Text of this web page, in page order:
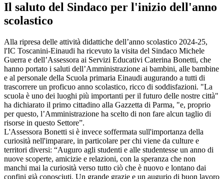
Il saluto del Sindaco per l'inizio dell'anno
scolastico
Alla ripresa delle attività didattiche dell’anno scolastico 2024-25,
l'IC Toscanini-Einaudi ha ricevuto la visita del Sindaco Michele
Guerra e dell’Assessora ai Servizi Educativi Caterina Bonetti, che
hanno portato i saluti dell’Amministrazione ai bambini, alle bambine
e al personale della Scuola primaria Einaudi augurando a tutti di
trascorrere un proficuo anno scolastico, ricco di soddisfazioni. "La
scuola è uno dei luoghi più importanti per il futuro delle nostre città"
ha dichiarato il primo cittadino alla Gazzetta di Parma, "e, proprio
per questo, l’Amministrazione ha scelto di non fare alcun taglio di
risorse in questo Settore”.
L'Assessora Bonetti si è invece soffermata sull'importanza della
curiosità nell'imparare, in particolare per chi viene da culture e
territori diversi: “Auguro agli studenti e alle studentesse un anno di
nuove scoperte, amicizie e relazioni, con la speranza che non
manchi mai la curiosità verso tutto ciò che è nuovo e lontano dai
confini già conosciuti. Un grande grazie e un augurio di buon lavoro